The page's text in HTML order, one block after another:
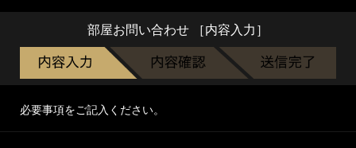
部屋お問い合わせ ［内容入力］
必要事項をご記入ください。